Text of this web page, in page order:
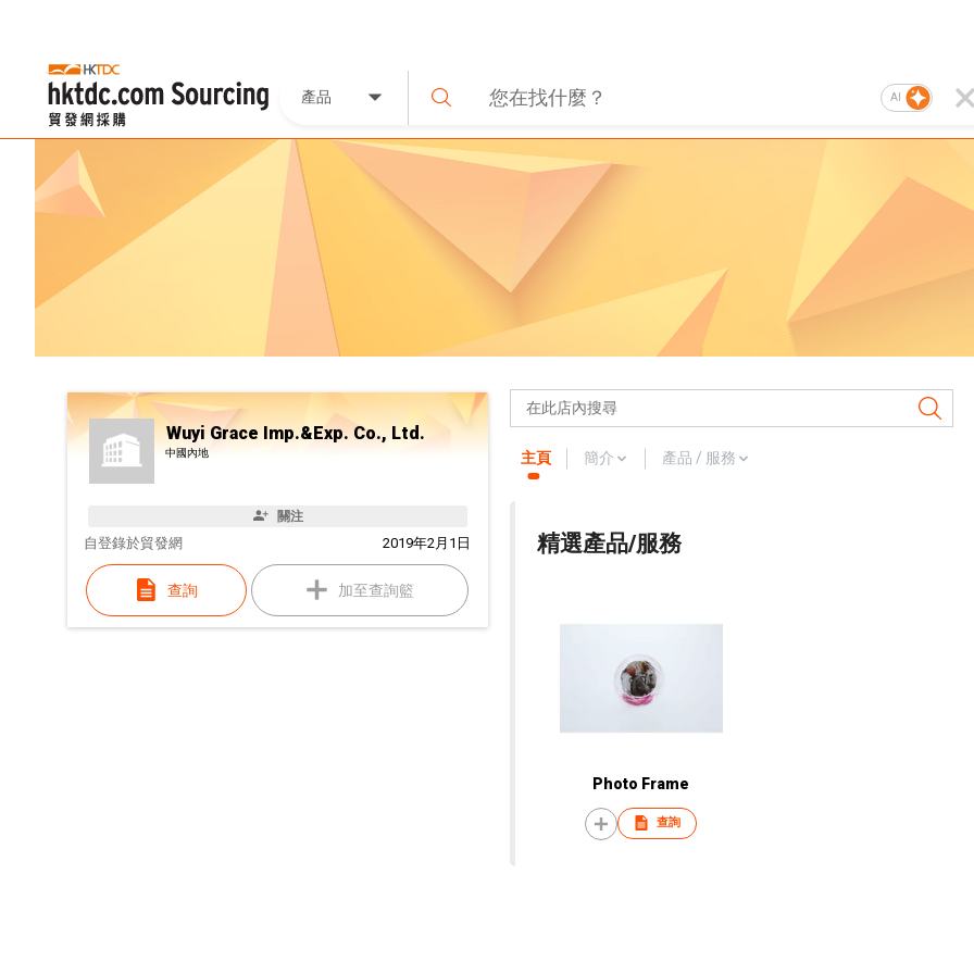
產品 AI
Wuyi Grace Imp.&Exp. Co., Ltd.
中國內地
關注
自 2019年2月1日
登錄於貿發網
查詢 加至查詢籃
主頁 簡介 產品 / 服務
精選產品/服務
Photo Frame
查詢